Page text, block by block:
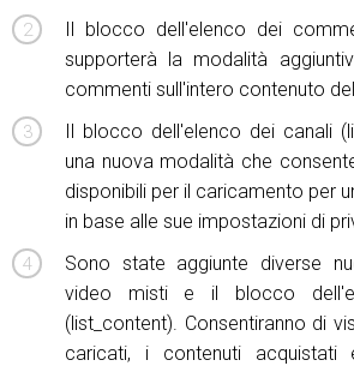
Il blocco dell'elenco dei
supporterà la modalità
commenti sull'intero contenuto
Il blocco dell'elenco dei canali
una nuova modalità che
disponibili per il caricamento per
in base alle sue impostazioni di
Sono state aggiunte diverse
video misti e il blocco
(list_content). Consentiranno di
caricati, i contenuti